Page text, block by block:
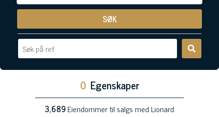
SØK
0 Egenskaper
3,689Eiendommer til salgs med Lionard